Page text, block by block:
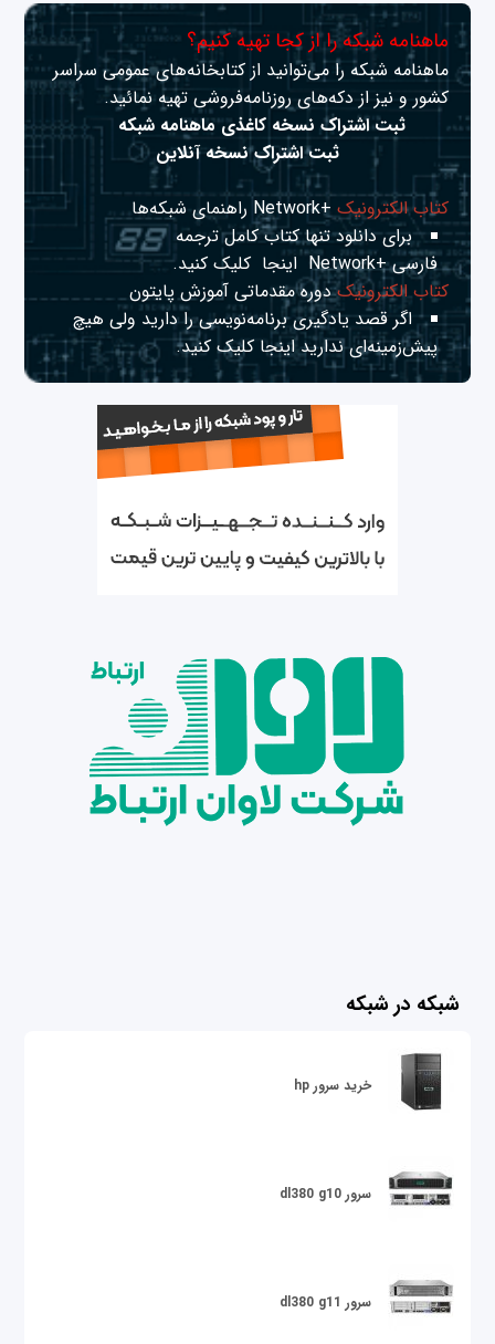
ماهنامه شبکه را از کجا تهیه کنیم؟
ماهنامه شبکه را می‌توانید از کتابخانه‌های عمومی سراسر
کشور و نیز از دکه‌های روزنامه‌فروشی تهیه نمائید.
ثبت اشتراک نسخه کاغذی ماهنامه شبکه
ثبت اشتراک نسخه آنلاین
کتاب الکترونیک+Network راهنمای شبکه‌ها
برای دانلود تنها کتاب کامل ترجمه
فارسی +Network
اینجا کلیک کنید.
کتاب الکترونیکدوره مقدماتی آموزش پایتون
اگر قصد یادگیری برنامه‌نویسی را دارید ولی هیچ
پیش‌زمینه‌ای نداریداینجا کلیک کنید.
شبکه در شبکه
خرید سرور hp
سرور dl380 g10
سرور dl380 g11